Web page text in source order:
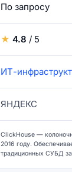
По запросу
★ 4.8 / 5
ИТ-
ЯНДЕКС
ClickHouse —
2016 году.
традиционных СУБД за